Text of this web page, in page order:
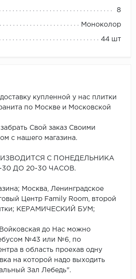
8
Моноколор
44 шт
купленной у нас плитки
по Москве и Московской
Свой заказ Своими
с нашего магазина.
С ПОНЕДЕЛЬНИКА
30 ДО 20-30 ЧАСОВ.
Москва, Ленинградское
Центр Family Room, второй
КЕРАМИЧЕСКИЙ БУМ;
до Нас можно
№43 или №6, по
в область проехав одну
на которой надо выходить
Зал Лебедь".